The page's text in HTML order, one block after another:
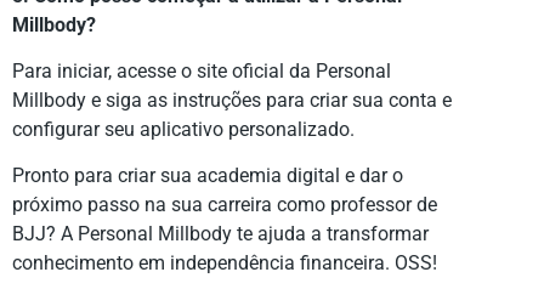
Millbody?
Para iniciar, acesse o site oficial da Personal
Millbody e siga as instruções para criar sua conta e
configurar seu aplicativo personalizado.
Pronto para criar sua academia digital e dar o
próximo passo na sua carreira como professor de
BJJ? A Personal Millbody te ajuda a transformar
conhecimento em independência financeira. OSS!